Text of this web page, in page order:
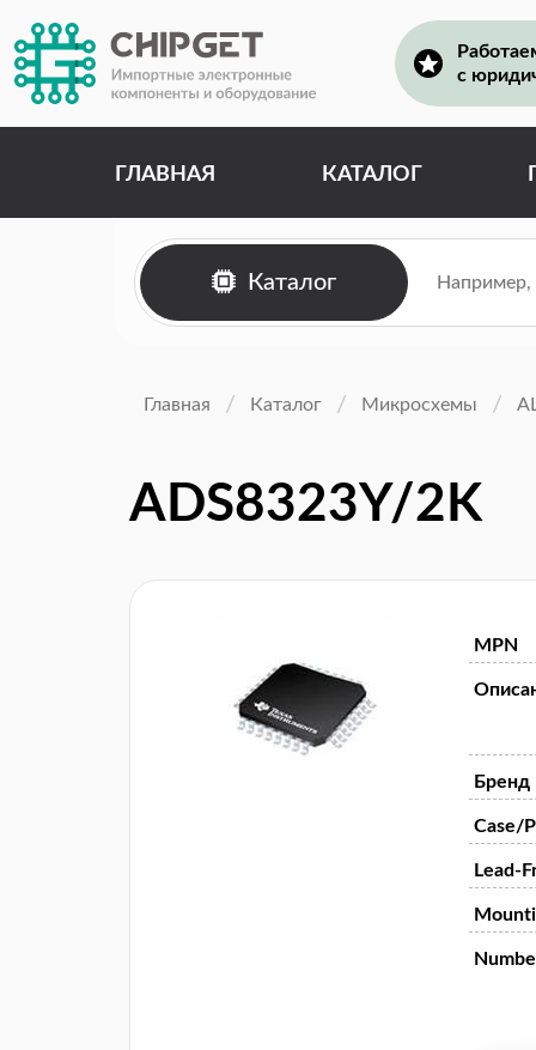
с
ГЛАВНАЯ КАТАЛОГ
Каталог
Главная Каталог Микросхемы
ADS8323Y/2K
MPN
Бренд
Case/
Lead-